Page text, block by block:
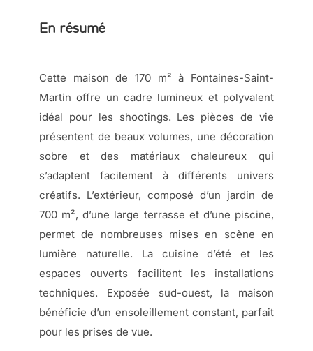
En résumé
Cette maison de 170 m² à Fontaines-Saint-
Martin offre un cadre lumineux et polyvalent
idéal pour les shootings. Les pièces de vie
présentent de beaux volumes, une décoration
sobre et des matériaux chaleureux qui
s’adaptent facilement à différents univers
créatifs. L’extérieur, composé d’un jardin de
700 m², d’une large terrasse et d’une piscine,
permet de nombreuses mises en scène en
lumière naturelle. La cuisine d’été et les
espaces ouverts facilitent les installations
techniques. Exposée sud-ouest, la maison
bénéficie d’un ensoleillement constant, parfait
pour les prises de vue.